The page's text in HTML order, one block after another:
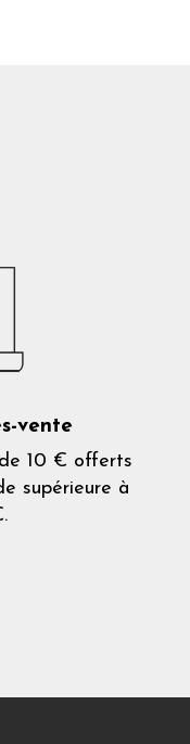
vente
10 € offerts
supérieure à